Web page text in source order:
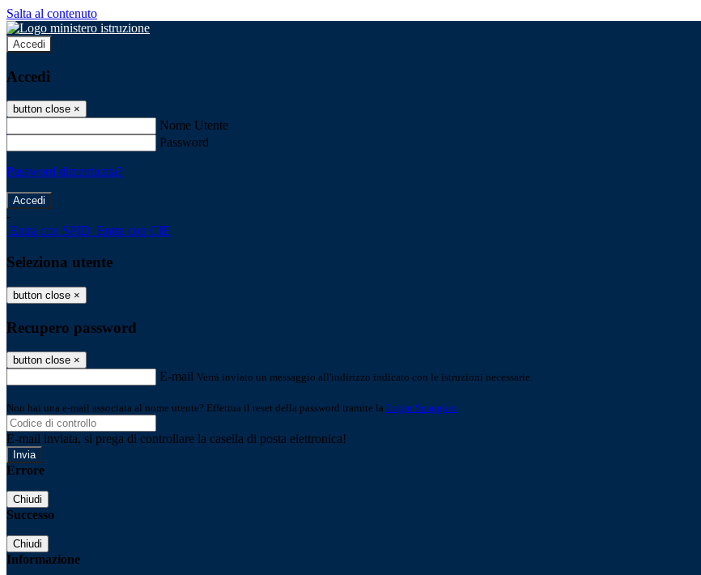
Salta al contenuto
Accedi
Accedi
button close ×
Nome Utente
Password
Password dimenticata?
-
Entra con SPID Entra con CIE
Seleziona utente
button close ×
Recupero password
button close ×
E-mail Verrà inviato un messaggio all'indirizzo indicato con le istruzioni necessarie.
Non hai una e-mail associata al nome utente? Effettua il reset della password tramite la Login Spaggiari
E-mail inviata, si prega di controllare la casella di posta elettronica!
Errore
Chiudi
Successo
Chiudi
Informazione